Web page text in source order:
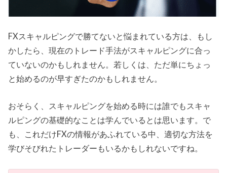
FXスキャルピングで勝てないと悩まれている方は、もし
かしたら、現在のトレード手法がスキャルピングに合っ
ていないのかもしれません。若しくは、ただ単にちょっ
と始めるのが早すぎたのかもしれません。
おそらく、スキャルピングを始める時には誰でもスキャ
ルピングの基礎的なことは学んでいるとは思います。で
も、これだけFXの情報があふれている中、適切な方法を
学びそびれたトレーダーもいるかもしれないですね。